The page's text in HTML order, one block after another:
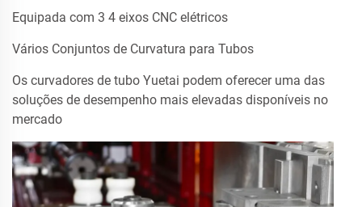
Equipada com 3 4 eixos CNC elétricos
Vários Conjuntos de Curvatura para Tubos
Os curvadores de tubo Yuetai podem oferecer uma das
soluções de desempenho mais elevadas disponíveis no
mercado